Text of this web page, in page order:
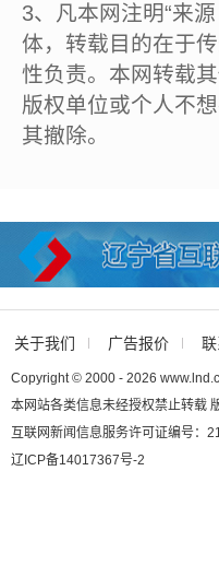
3、凡本网注明“来
体，转载目的在于
性负责。本网转载
版权单位或个人不
其撤除。
关于我们 广告报价
Copyright © 2000 - 2026
本网站各类信息未经授权禁止转载
互联网新闻信息服务许可证编号：
辽ICP备14017367号-2